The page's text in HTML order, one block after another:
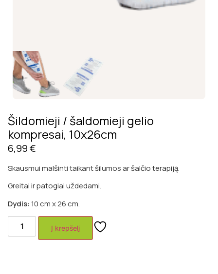
Šildomieji / šaldomieji gelio
kompresai, 10x26cm
6,99€
Skausmui malšinti taikant šilumos ar šalčio terapiją.
Greitai ir patogiai uždedami.
Dydis:10 cm x 26 cm.
Į krepšelį